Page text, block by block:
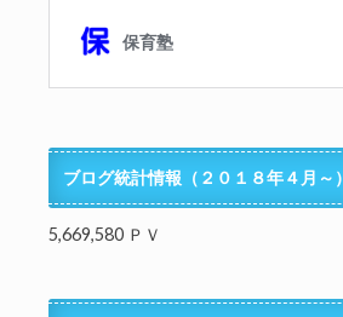
ブログ統計情報（２０１８年４月～）
5,669,580 ＰＶ